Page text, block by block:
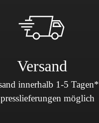
Versand
innerhalb 1-5 Tagen*
möglich